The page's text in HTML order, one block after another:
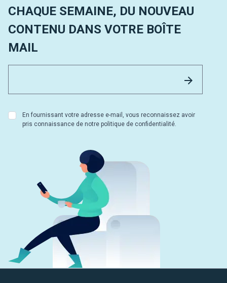
CHAQUE SEMAINE, DU NOUVEAU
CONTENU DANS VOTRE BOÎTE
MAIL
En fournissant votre adresse e-mail, vous reconnaissez avoir
pris connaissance de notre politique de confidentialité.